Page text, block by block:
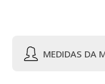
MEDIDAS DA